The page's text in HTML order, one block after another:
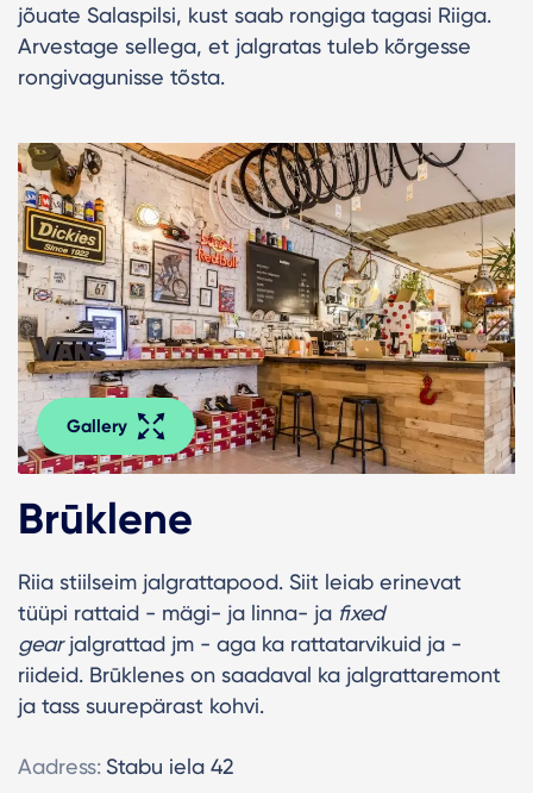
jõuate Salaspilsi, kust saab rongiga tagasi Riiga.
Arvestage sellega, et jalgratas tuleb kõrgesse
rongivagunisse tõsta.
Gallery
Brūklene
Riia stiilseim jalgrattapood. Siit leiab erinevat
tüüpi rattaid - mägi- ja linna- ja fixed
gearjalgrattad jm - aga ka rattatarvikuid ja -
riideid. Brūklenes on saadaval ka jalgrattaremont
ja tass suurepärast kohvi.
Aadress: Stabu iela 42